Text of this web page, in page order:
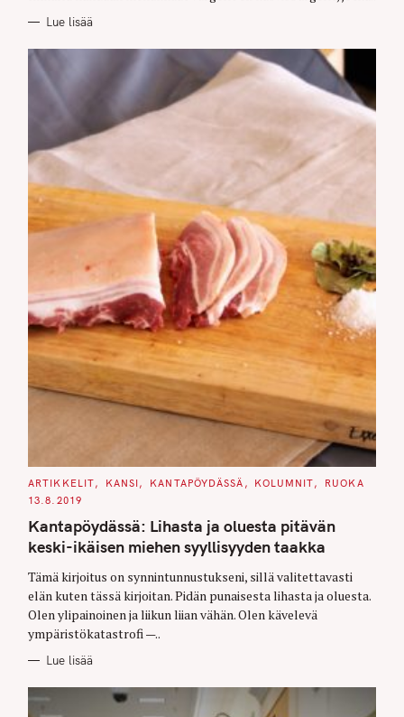
Lue lisää
C
T
G
R
S
ARTIKKELIT KANSI KANTAPÖYDÄSSÄ KOLUMNIT
RUOKA
13.8.2019
Kantapöydässä: Lihasta ja oluesta pitävän
keski-ikäisen miehen syyllisyyden taakka
Tämä kirjoitus on synnintunnustukseni, sillä valitettavasti
elän kuten tässä kirjoitan. Pidän punaisesta lihasta ja oluesta.
Olen ylipainoinen ja liikun liian vähän. Olen kävelevä
ympäristökatastrofi —..
Lue lisää